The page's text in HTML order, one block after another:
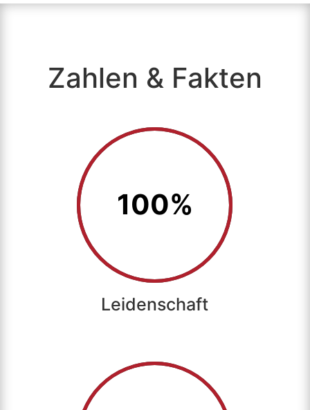
Zahlen & Fakten
100%
Leidenschaft